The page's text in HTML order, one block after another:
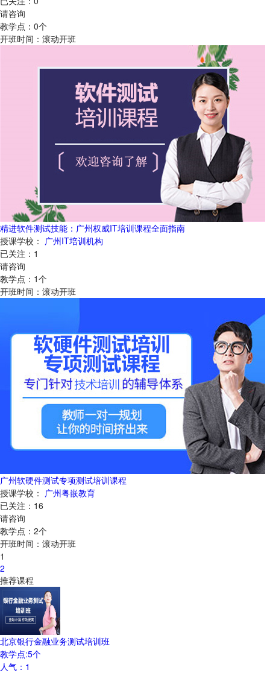
请咨询
教学点： 0个
开班时间： 滚动开班
精进软件测试技能：广州权威IT培训课程全面指南
授课学校： 广州IT培训机构
已关注： 1
请咨询
教学点： 1个
开班时间： 滚动开班
广州软硬件测试专项测试培训课程
授课学校： 广州粤嵌教育
已关注： 16
请咨询
教学点： 2个
开班时间： 滚动开班
1
2
推荐课程
北京银行金融业务测试培训班
教学点:5个
人气： 1